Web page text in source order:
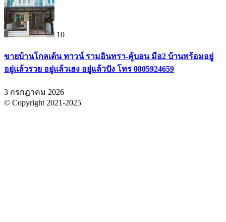
10
ขายบ้านโกลเด้น ทาวน์ รามอินทรา-คู้บอน มือ2 บ้านพร้อมอยู่
อยู่แล้วรวย อยู่แล้วเฮง อยู่แล้วปัง โทร 0805924659
3 กรกฎาคม 2026
© Copyright 2021-2025